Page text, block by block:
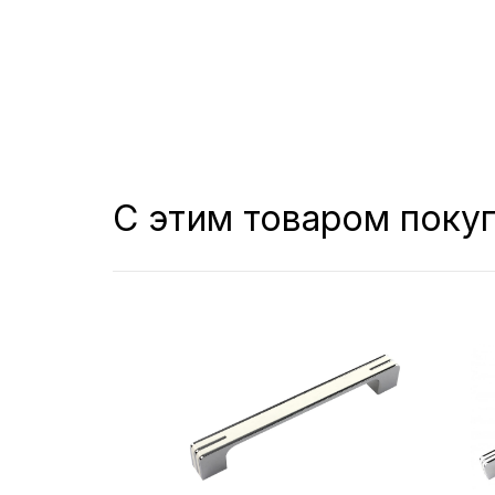
С этим товаром